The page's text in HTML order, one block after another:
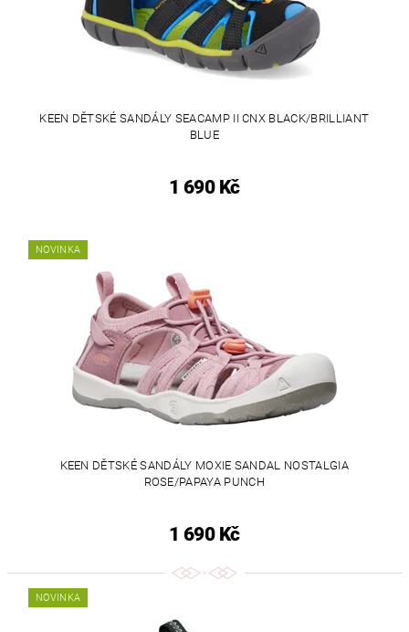
KEEN DĚTSKÉ SANDÁLY SEACAMP II CNX BLACK/BRILLIANT
BLUE
1 690 Kč
NOVINKA
KEEN DĚTSKÉ SANDÁLY MOXIE SANDAL NOSTALGIA
ROSE/PAPAYA PUNCH
1 690 Kč
NOVINKA